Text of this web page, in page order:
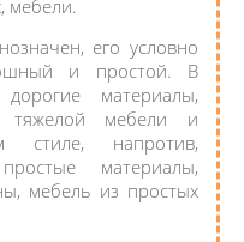
мебели.
его условно
и простой. В
материалы,
тяжелой мебели и
напротив,
материалы,
мебель из простых